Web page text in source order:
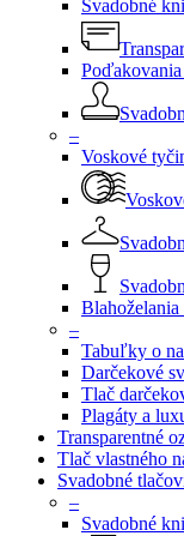
Svadobné
–
Voskové
–
Tabuľky o
Darčekové
Tlač
Plagáty a
Transparentné
Tlač vlastného
Svadobné
–
Svadobné